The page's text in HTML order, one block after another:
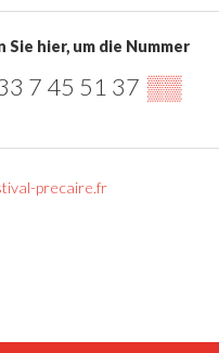
Sie hier, um die Nummer
7 45 51 37 ▒▒
precaire.fr